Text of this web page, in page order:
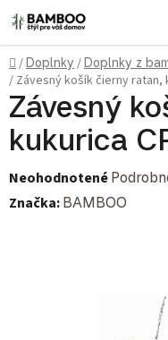
Prejsť na obsah
Domov
/Doplnky /Doplnky z
/ Závesný košík čierny ratan,
Závesný
kukurica
Priemerné hodnotenie
Neohodnotené
Značka: BAMBOO